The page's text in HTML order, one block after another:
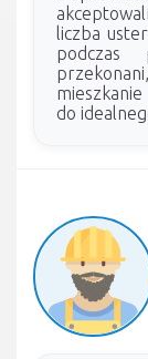
liczba
podczas
do